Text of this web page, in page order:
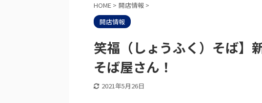
HOME > 開店情報 >
開店情報
笑福（しょうふく）そば】
そば屋さん！
2021年5月26日